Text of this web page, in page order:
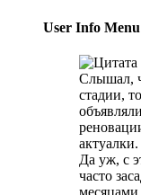
User Info Menu
Слышал,
стадии,
актуалки.
Да уж, с
часто